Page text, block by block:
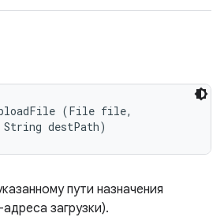
(File file,
destPath)
пути назначения
загрузки).